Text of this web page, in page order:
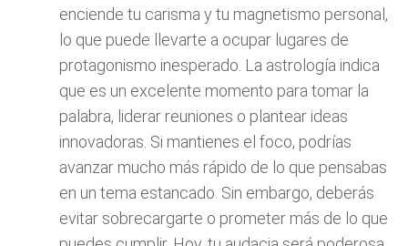
enciende tu carisma y tu magnetismo personal,
lo que puede llevarte a ocupar lugares de
protagonismo inesperado. La astrología indica
que es un excelente momento para tomar la
palabra, liderar reuniones o plantear ideas
innovadoras. Si mantienes el foco, podrías
avanzar mucho más rápido de lo que pensabas
en un tema estancado. Sin embargo, deberás
evitar sobrecargarte o prometer más de lo que